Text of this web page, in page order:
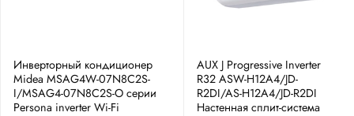
Инверторный кондиционер
Midea MSAG4W-07N8C2S-
I/MSAG4-07N8C2S-O серии
Persona inverter Wi-Fi
AUX J Progressive Inverter
R32 ASW-H12A4/JD-
R2DI/AS-H12A4/JD-R2DI
Настенная сплит-система